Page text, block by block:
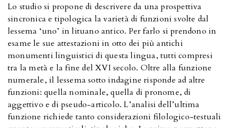
Lo studio si propone di descrivere da una prospettiva
sincronica e tipologica la varietà di funzioni svolte dal
lessema ‘uno’ in lituano antico. Per farlo si prendono in
esame le sue attestazioni in otto dei più antichi
monumenti linguistici di questa lingua, tutti compresi
tra la metà e la fine del XVI secolo. Oltre alla funzione
numerale, il lessema sotto indagine risponde ad altre
funzioni: quella nominale, quella di pronome, di
aggettivo e di pseudo-articolo. L’analisi dell’ultima
funzione richiede tanto considerazioni filologico-testuali